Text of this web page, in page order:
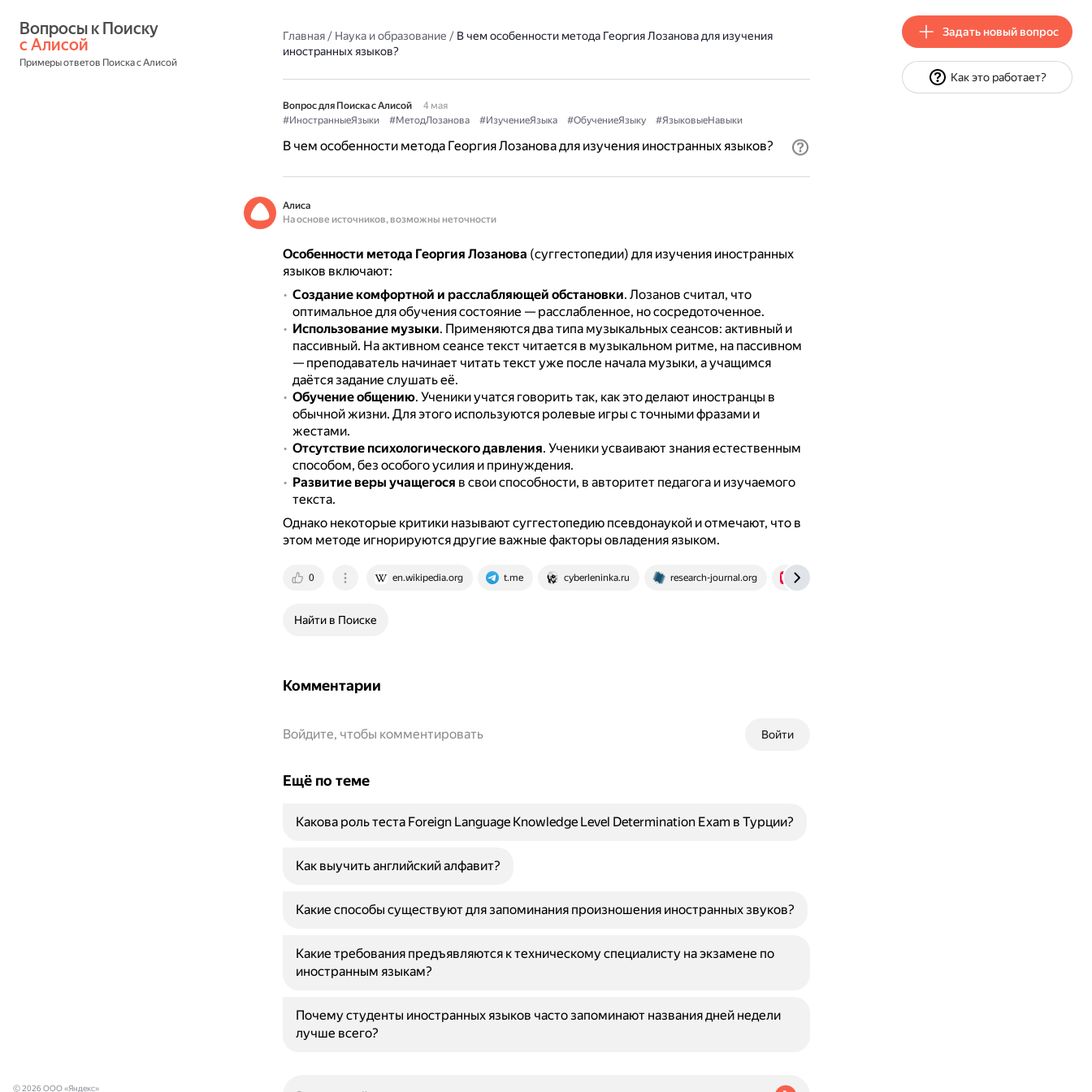
с Алисой
Примеры ответов Поиска с Алисой
Главная/ Наука и образование / В чем особенности метода Георгия Лозанова для изучения
иностранных языков?
Вопрос для Поиска с Алисой
4 мая
#ИностранныеЯзыки
#МетодЛозанова #ИзучениеЯзыка #ОбучениеЯзыку #ЯзыковыеНавыки
В чем особенности метода Георгия Лозанова для изучения иностранных языков?
Алиса
На основе источников, возможны неточности
Особенности метода Георгия Лозанова (суггестопедии) для изучения иностранных
языков включают:
Создание комфортной и расслабляющей обстановки. Лозанов считал, что
оптимальное для обучения состояние — расслабленное, но сосредоточенное.
Использование музыки. Применяются два типа музыкальных сеансов: активный и
пассивный. На активном сеансе текст читается в музыкальном ритме, на пассивном
— преподаватель начинает читать текст уже после начала музыки, а учащимся
даётся задание слушать её.
Обучение общению. Ученики учатся говорить так, как это делают иностранцы в
обычной жизни. Для этого используются ролевые игры с точными фразами и
жестами.
Отсутствие психологического давления. Ученики усваивают знания естественным
способом, без особого усилия и принуждения.
Развитие веры учащегося в свои способности, в авторитет педагога и изучаемого
текста.
Однако некоторые критики называют суггестопедию псевдонаукой и отмечают, что в
этом методе игнорируются другие важные факторы овладения языком.
0 en.wikipedia.org t.me cyberleninka.ru research-journal.org ug.ru
Найти в Поиске
Комментарии
Войти
Войдите, чтобы комментировать
Ещё по теме
Какова роль теста Foreign Language Knowledge Level Determination Exam в Турции?
Как выучить английский алфавит?
Какие способы существуют для запоминания произношения иностранных звуков?
Какие требования предъявляются к техническому специалисту на экзамене по
иностранным языкам?
Почему студенты иностранных языков часто запоминают названия дней недели
лучше всего?
© 2026 ООО «Яндекс»
Задать новый вопрос
Как это работает?